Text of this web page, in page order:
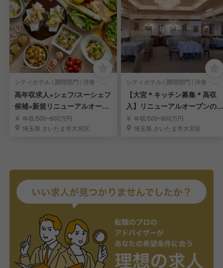
シティホテル | 調理部門 | 洋食・西洋料理, カフェ | 料理長・料理長候補
高年収求人×シェフ/スーシェフ
候補×新規リニューアルオープ
ン🍳年収/500~600万円
埼玉県 さいたま市大宮区
シティホテル | 調理部門 | 洋食・西洋料理, カフェ | キッチンスタッフ
【大宮＊キッチン募集＊高収
入】リニューアルオープンのオ
ールデイダイニング
年収/500~600万円
埼玉県 さいたま市大宮区